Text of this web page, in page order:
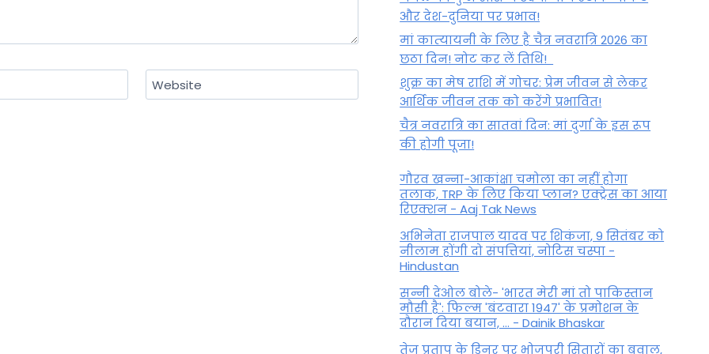
Website
और देश-दुनिया पर प्रभाव!
मां कात्‍यायनी के लिए है चैत्र नवरात्रि 2026 का
छठा दिन! नोट कर लें तिथि!
शुक्र का मेष राशि में गोचर: प्रेम जीवन से लेकर
आर्थिक जीवन तक को करेंगे प्रभावित!
चैत्र नवरात्रि का सातवां दिन: मां दुर्गा के इस रूप
की होगी पूजा!
गौरव खन्ना-आकांक्षा चमोला का नहीं होगा
तलाक, TRP के लिए किया प्लान? एक्ट्रेस का आया
रिएक्शन - Aaj Tak News
अभिनेता राजपाल यादव पर शिकंजा, 9 सितंबर को
नीलाम होंगी दो संपत्तियां, नोटिस चस्पा -
Hindustan
सन्नी देओल बोले- 'भारत मेरी मां तो पाकिस्तान
मौसी है': फिल्म 'बंटवारा 1947' के प्रमोशन के
दौरान दिया बयान, ... - Dainik Bhaskar
तेज प्रताप के डिनर पर भोजपुरी सितारों का बवाल,